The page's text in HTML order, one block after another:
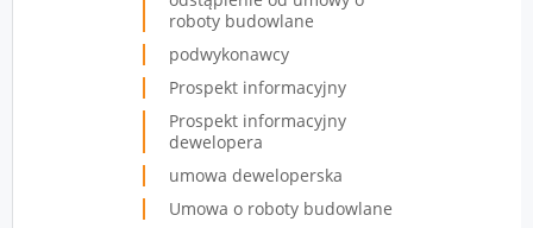
roboty budowlane
podwykonawcy
Prospekt informacyjny
Prospekt informacyjny
dewelopera
umowa deweloperska
Umowa o roboty budowlane